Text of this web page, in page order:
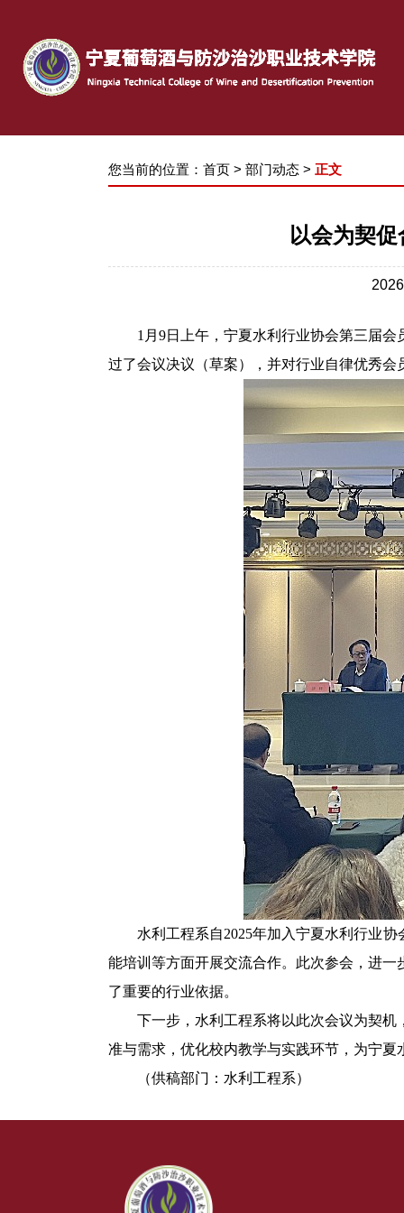
您当前的位置： 首页 > 部门动态 > 正文
以会为契
1 月 9日 上午 ，宁夏水利行业协会第三届
过了会议决议（草案） ，并对行业自律优秀会
水利工程系自2025年加入宁夏水利行业协
能培训等方面开展交流合作。此次参会，进一
了重要的行业依据。
下一步， 水利工程系将以此次会议为契机
准与需求，优化校内教学与实践环节，为宁夏
（供稿部门： 水利工程系）